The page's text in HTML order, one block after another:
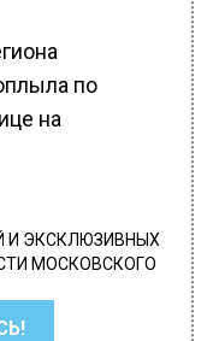
по
на
И ЭКСКЛЮЗИВНЫХ
МОСКОВСКОГО